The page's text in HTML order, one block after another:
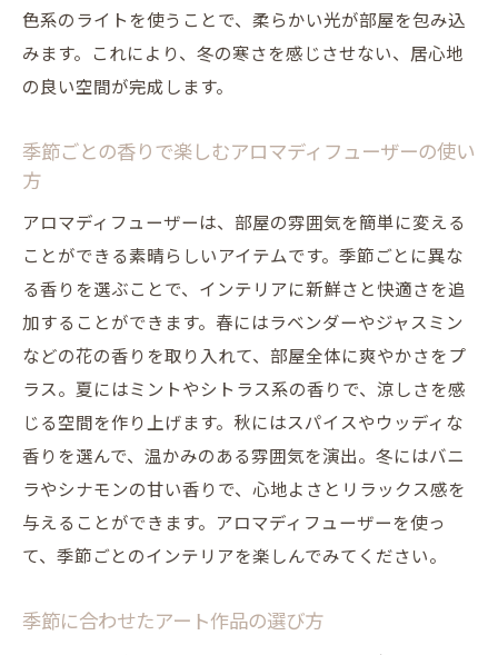
インテリア通販サイトを活用して個性的なアイ
テムを見つけるコツ
信頼できる通販サイトの選び方
セールやクーポンを活用してお得に購入
通販サイトで見つけるユニークな小物
自分だけの特別な空間を作るインテリアデザイ
ンのヒント
パーソナルスペースを大切にするレイアウ
ト
思い出の品を飾って個性をプラス
DIYで作るオリジナルインテリア
お気に入りの色やパターンを取り入れる
用途に合わせた家具の選び方と配置
色系のライトを使うことで、柔らかい光が部屋を包み込
みます。これにより、冬の寒さを感じさせない、居心地
の良い空間が完成します。
季節ごとの香りで楽しむアロマディフューザーの使い
方
アロマディフューザーは、部屋の雰囲気を簡単に変える
ことができる素晴らしいアイテムです。季節ごとに異な
る香りを選ぶことで、インテリアに新鮮さと快適さを追
加することができます。春にはラベンダーやジャスミン
などの花の香りを取り入れて、部屋全体に爽やかさをプ
ラス。夏にはミントやシトラス系の香りで、涼しさを感
じる空間を作り上げます。秋にはスパイスやウッディな
香りを選んで、温かみのある雰囲気を演出。冬にはバニ
ラやシナモンの甘い香りで、心地よさとリラックス感を
与えることができます。アロマディフューザーを使っ
て、季節ごとのインテリアを楽しんでみてください。
季節に合わせたアート作品の選び方